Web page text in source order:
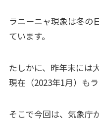
ラニーニャ現象は冬の
ています。
たしかに、昨年末には
現在（2023年1月）も
そこで今回は、気象庁